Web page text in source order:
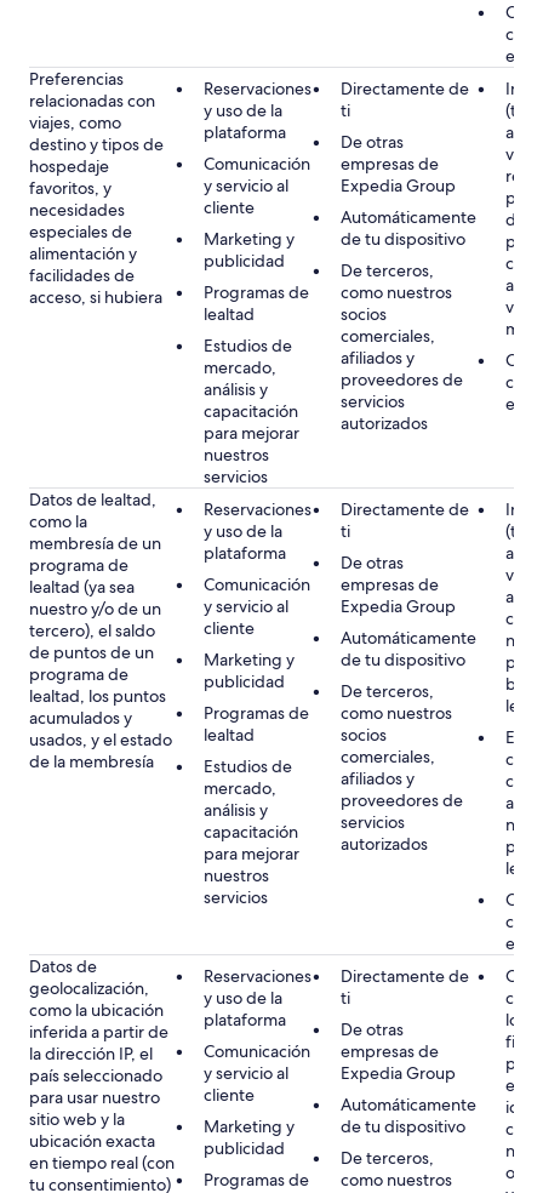
en
Preferencias
relacionadas con
viajes, como
destino y tipos de
hospedaje
favoritos, y
necesidades
especiales de
alimentación y
facilidades de
acceso, si hubiera
Reservaciones
y uso de la
plataforma
Comunicación
y servicio al
cliente
Marketing y
publicidad
Programas de
lealtad
Estudios de
mercado,
análisis y
capacitación
para mejorar
nuestros
servicios
Directamente de
ti
De otras
empresas de
Expedia Group
Automáticamente
de tu dispositivo
De terceros,
como nuestros
socios
comerciales,
afiliados y
proveedores de
servicios
autorizados
de
en
Datos de lealtad,
como la
membresía de un
programa de
lealtad (ya sea
nuestro y/o de un
tercero), el saldo
de puntos de un
programa de
lealtad, los puntos
acumulados y
usados, y el estado
de la membresía
Reservaciones
y uso de la
plataforma
Comunicación
y servicio al
cliente
Marketing y
publicidad
Programas de
lealtad
Estudios de
mercado,
análisis y
capacitación
para mejorar
nuestros
servicios
Directamente de
ti
De otras
empresas de
Expedia Group
Automáticamente
de tu dispositivo
De terceros,
como nuestros
socios
comerciales,
afiliados y
proveedores de
servicios
autorizados
en
Datos de
geolocalización,
como la ubicación
inferida a partir de
la dirección IP, el
país seleccionado
para usar nuestro
sitio web y la
ubicación exacta
en tiempo real (con
tu consentimiento)
Reservaciones
y uso de la
plataforma
Comunicación
y servicio al
cliente
Marketing y
publicidad
Programas de
Directamente de
ti
De otras
empresas de
Expedia Group
Automáticamente
de tu dispositivo
De terceros,
como nuestros
los